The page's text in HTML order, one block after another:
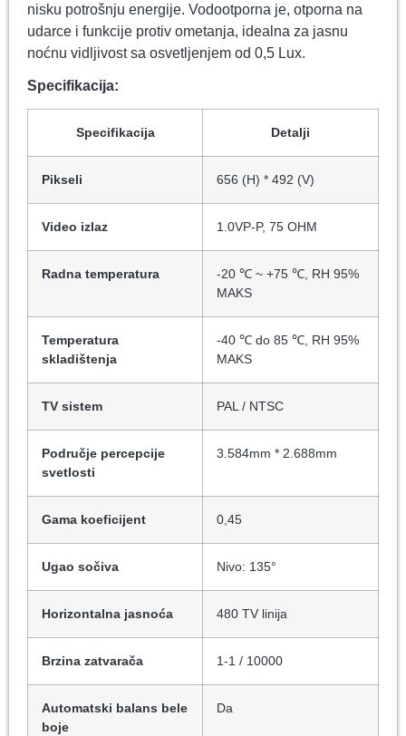
nisku potrošnju energije. Vodootporna je, otporna na
udarce i funkcije protiv ometanja, idealna za jasnu
noćnu vidljivost sa osvetljenjem od 0,5 Lux.
Specifikacija:
Specifikacija Detalji
Pikseli 656 (H) * 492 (V)
Video izlaz 1.0VP-P, 75 OHM
Radna temperatura
-20 ℃ ~ +75 ℃, RH 95%
MAKS
Temperatura
skladištenja
-40 ℃ do 85 ℃, RH 95%
MAKS
TV sistem PAL / NTSC
Područje percepcije
svetlosti
3.584mm * 2.688mm
Gama koeficijent 0,45
Ugao sočiva Nivo: 135°
Horizontalna jasnoća 480 TV linija
Brzina zatvarača 1-1 / 10000
Automatski balans bele
boje
Da